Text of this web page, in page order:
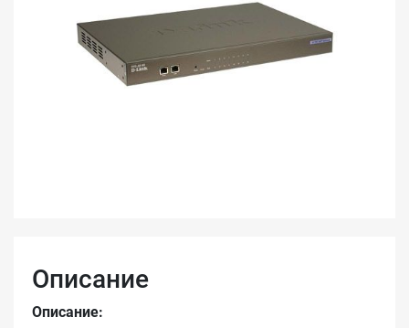
Описание
Описание: